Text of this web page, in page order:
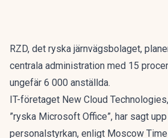
RZD, det ryska järnvägsbolaget,
centrala administration med 15
ungefär 6 000 anställda.
IT-företaget New Cloud
”ryska Microsoft Office”, har sagt
personalstyrkan, enligt Moscow